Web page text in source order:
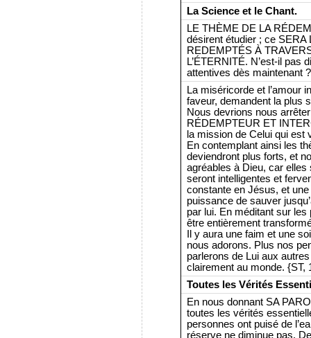
La Science et le Chant.
LE THÈME DE LA
désirent étudier ; ce
REDEMPTÉS À
L’ÉTERNITÉ. N’est-il pas
attentives dès maintenant
La miséricorde et l’amour
faveur, demandent la plus
Nous devrions nous
RÉDEMPTEUR ET
la mission de Celui qui
En contemplant ainsi les
deviendront plus forts, et
agréables à Dieu, car elles
seront intelligentes et
constante en Jésus, et
puissance de sauver
par lui. En méditant sur
être entièrement
Il y aura une faim et une
nous adorons. Plus nos
parlerons de Lui aux
clairement au monde. {ST,
Toutes les Vérités
En nous donnant SA
toutes les vérités
personnes ont puisé de
réserve ne diminue pas.